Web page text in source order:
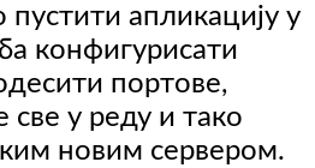
пустити апликацију у
конфигурисати
портове,
све у реду и тако
новим сервером.